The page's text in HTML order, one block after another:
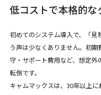
低コストで本格的な
初めてのシステム導入で、「
う声は少なくありません。初
守・サポート費用など、想定
転倒です。
キャムマックスは、30年以上